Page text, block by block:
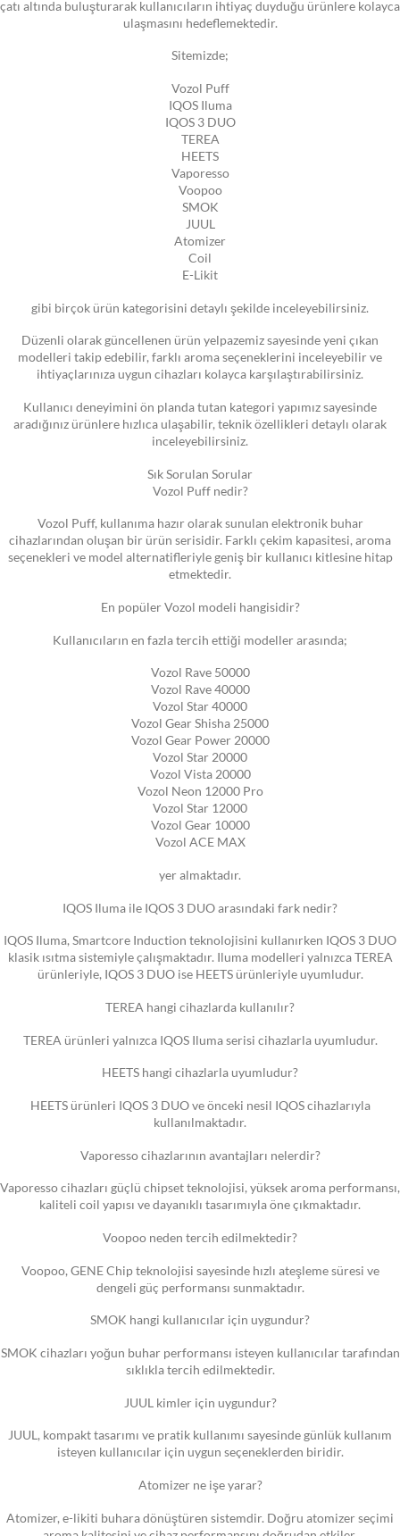
çatı altında buluşturarak kullanıcıların ihtiyaç duyduğu ürünlere kolayca
ulaşmasını hedeflemektedir.
Sitemizde;
Vozol Puff
IQOS Iluma
IQOS 3 DUO
TEREA
HEETS
Vaporesso
Voopoo
SMOK
JUUL
Atomizer
Coil
E-Likit
gibi birçok ürün kategorisini detaylı şekilde inceleyebilirsiniz.
Düzenli olarak güncellenen ürün yelpazemiz sayesinde yeni çıkan
modelleri takip edebilir, farklı aroma seçeneklerini inceleyebilir ve
ihtiyaçlarınıza uygun cihazları kolayca karşılaştırabilirsiniz.
Kullanıcı deneyimini ön planda tutan kategori yapımız sayesinde
aradığınız ürünlere hızlıca ulaşabilir, teknik özellikleri detaylı olarak
inceleyebilirsiniz.
Sık Sorulan Sorular
Vozol Puff nedir?
Vozol Puff, kullanıma hazır olarak sunulan elektronik buhar
cihazlarından oluşan bir ürün serisidir. Farklı çekim kapasitesi, aroma
seçenekleri ve model alternatifleriyle geniş bir kullanıcı kitlesine hitap
etmektedir.
En popüler Vozol modeli hangisidir?
Kullanıcıların en fazla tercih ettiği modeller arasında;
Vozol Rave 50000
Vozol Rave 40000
Vozol Star 40000
Vozol Gear Shisha 25000
Vozol Gear Power 20000
Vozol Star 20000
Vozol Vista 20000
Vozol Neon 12000 Pro
Vozol Star 12000
Vozol Gear 10000
Vozol ACE MAX
yer almaktadır.
IQOS Iluma ile IQOS 3 DUO arasındaki fark nedir?
IQOS Iluma, Smartcore Induction teknolojisini kullanırken IQOS 3 DUO
klasik ısıtma sistemiyle çalışmaktadır. Iluma modelleri yalnızca TEREA
ürünleriyle, IQOS 3 DUO ise HEETS ürünleriyle uyumludur.
TEREA hangi cihazlarda kullanılır?
TEREA ürünleri yalnızca IQOS Iluma serisi cihazlarla uyumludur.
HEETS hangi cihazlarla uyumludur?
HEETS ürünleri IQOS 3 DUO ve önceki nesil IQOS cihazlarıyla
kullanılmaktadır.
Vaporesso cihazlarının avantajları nelerdir?
Vaporesso cihazları güçlü chipset teknolojisi, yüksek aroma performansı,
kaliteli coil yapısı ve dayanıklı tasarımıyla öne çıkmaktadır.
Voopoo neden tercih edilmektedir?
Voopoo, GENE Chip teknolojisi sayesinde hızlı ateşleme süresi ve
dengeli güç performansı sunmaktadır.
SMOK hangi kullanıcılar için uygundur?
SMOK cihazları yoğun buhar performansı isteyen kullanıcılar tarafından
sıklıkla tercih edilmektedir.
JUUL kimler için uygundur?
JUUL, kompakt tasarımı ve pratik kullanımı sayesinde günlük kullanım
isteyen kullanıcılar için uygun seçeneklerden biridir.
Atomizer ne işe yarar?
Atomizer, e-likiti buhara dönüştüren sistemdir. Doğru atomizer seçimi